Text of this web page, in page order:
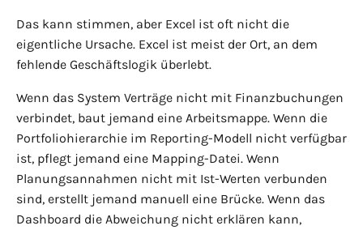
Das kann stimmen, aber Excel ist oft nicht die
eigentliche Ursache. Excel ist meist der Ort, an dem
fehlende Geschäftslogik überlebt.
Wenn das System Verträge nicht mit Finanzbuchungen
verbindet, baut jemand eine Arbeitsmappe. Wenn die
Portfoliohierarchie im Reporting-Modell nicht verfügbar
ist, pflegt jemand eine Mapping-Datei. Wenn
Planungsannahmen nicht mit Ist-Werten verbunden
sind, erstellt jemand manuell eine Brücke. Wenn das
Dashboard die Abweichung nicht erklären kann,